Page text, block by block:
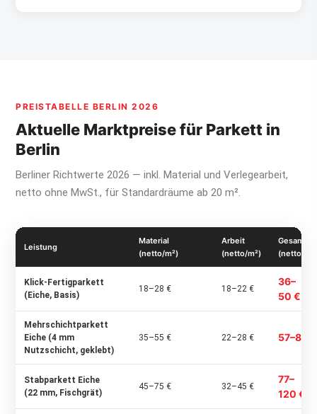
PREISTABELLE BERLIN 2026
Aktuelle Marktpreise für Parkett in
Berlin
Berliner Richtwerte 2026 — inkl. Material und Verlegearbeit,
netto ohne MwSt., für Standardräume ab 20 m².
Leistung
Material
(netto/m²)
Arbeit
(netto/m²)
Gesamt
(netto/m²)
Klick-Fertigparkett
(Eiche, Basis)
18–28 € 18–22 €
36–
50 €
Mehrschichtparkett
Eiche (4 mm
Nutzschicht, geklebt)
35–55 € 22–28 € 57–83 €
Stabparkett Eiche
(22 mm, Fischgrät)
45–75 € 32–45 €
77–
120 €